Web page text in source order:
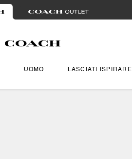
UOMO LASCIATI ISPIRARE